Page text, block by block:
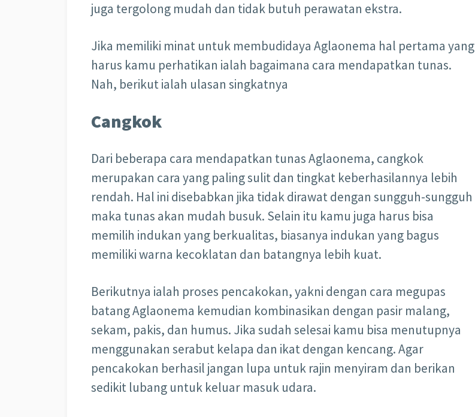
juga tergolong mudah dan tidak butuh perawatan ekstra.
Jika memiliki minat untuk membudidaya Aglaonema hal pertama yang
harus kamu perhatikan ialah bagaimana cara mendapatkan tunas.
Nah, berikut ialah ulasan singkatnya
Cangkok
Dari beberapa cara mendapatkan tunas Aglaonema, cangkok
merupakan cara yang paling sulit dan tingkat keberhasilannya lebih
rendah. Hal ini disebabkan jika tidak dirawat dengan sungguh-sungguh
maka tunas akan mudah busuk. Selain itu kamu juga harus bisa
memilih indukan yang berkualitas, biasanya indukan yang bagus
memiliki warna kecoklatan dan batangnya lebih kuat.
Berikutnya ialah proses pencakokan, yakni dengan cara megupas
batang Aglaonema kemudian kombinasikan dengan pasir malang,
sekam, pakis, dan humus. Jika sudah selesai kamu bisa menutupnya
menggunakan serabut kelapa dan ikat dengan kencang. Agar
pencakokan berhasil jangan lupa untuk rajin menyiram dan berikan
sedikit lubang untuk keluar masuk udara.